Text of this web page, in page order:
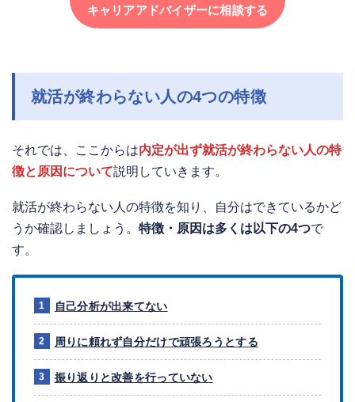
キャリアアドバイザーに相談する
就活が終わらない人の4つの特徴
それでは、ここからは内定が出ず就活が終わらない人の特
徴と原因について説明していきます。
就活が終わらない人の特徴を知り、自分はできているかど
うか確認しましょう。 特徴・原因は多くは以下の4つで
す。
自己分析が出来てない
周りに頼れず自分だけで頑張ろうとする
振り返りと改善を行っていない